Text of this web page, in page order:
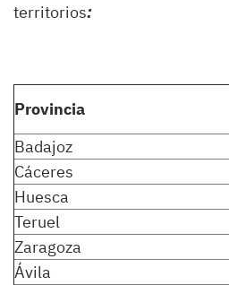
territorios:
Provincia
Badajoz
Cáceres
Huesca
Teruel
Zaragoza
Ávila